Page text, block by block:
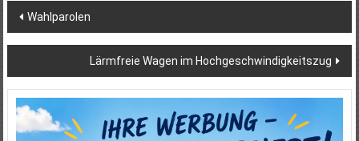
Beitragsnavigation
Wahlparolen
Lärmfreie Wagen im Hochgeschwindigkeitszug